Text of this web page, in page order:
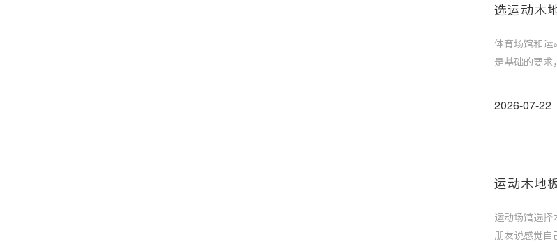
选运动木
体育场馆和运
是基础的要求
2026-07-22
运动木地
运动场馆选择
朋友说感觉自